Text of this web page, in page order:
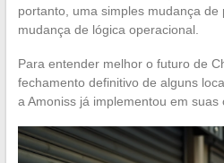
portanto, uma simples mudança de
mudança de lógica operacional.
Para entender melhor o futuro de
fechamento definitivo de alguns
a Amoniss já implementou em suas